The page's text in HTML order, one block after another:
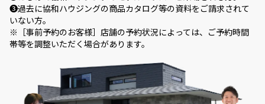
❸過去に協和ハウジングの商品カタログ等の資料をご請求されて
いない方。
※［事前予約のお客様］店舗の予約状況によっては、ご予約時間
帯等を調整いただく場合があります。